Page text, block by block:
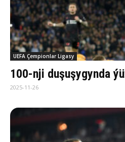
UEFA Çempionlar Ligasy
100-nji duşuşygynda
2025-11-26